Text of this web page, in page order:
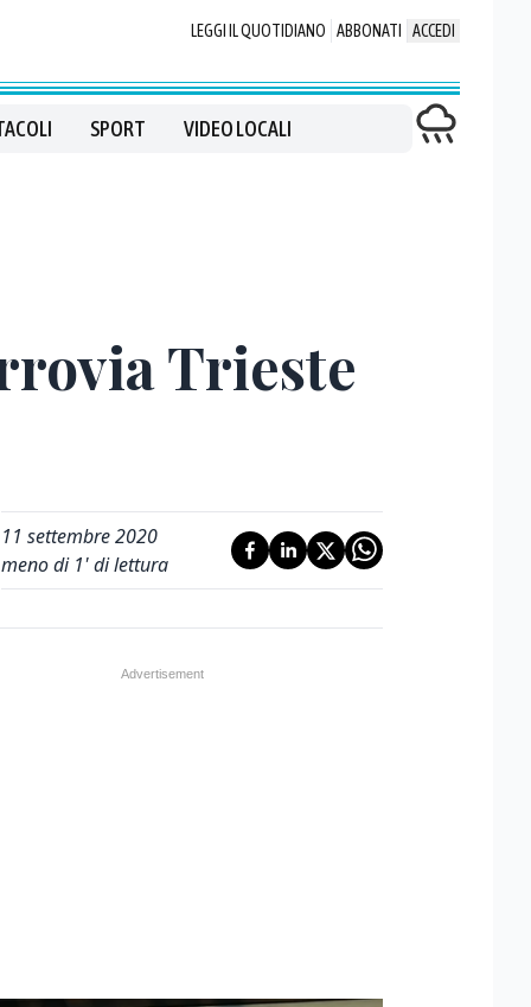
LEGGI IL QUOTIDIANO ABBONATI ACCEDI
SPORT VIDEO LOCALI
Trieste
11 settembre 2020
meno di 1' di lettura